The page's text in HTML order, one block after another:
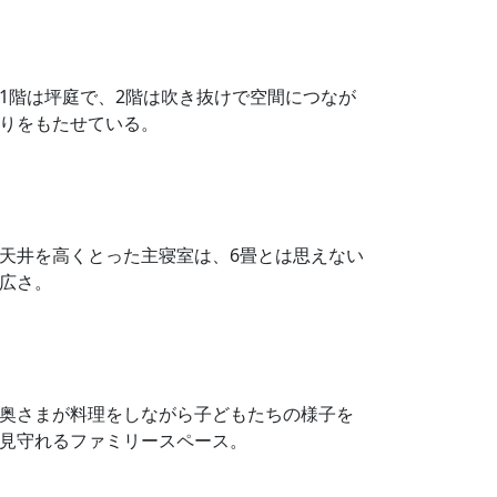
1階は坪庭で、2階は吹き抜けで空間につなが
りをもたせている。
天井を高くとった主寝室は、6畳とは思えない
広さ。
奥さまが料理をしながら子どもたちの様子を
見守れるファミリースペース。